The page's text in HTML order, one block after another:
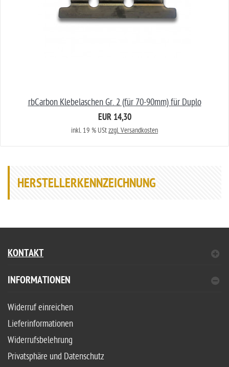
rbCarbon Klebelaschen Gr. 2 (für 70-90mm) für Duplo
EUR 14,30
inkl. 19 % UStzzgl. Versandkosten
HERSTELLERKENNZEICHNUNG
KONTAKT
INFORMATIONEN
Widerruf einreichen
Lieferinformationen
Widerrufsbelehrung
Privatsphäre und Datenschutz